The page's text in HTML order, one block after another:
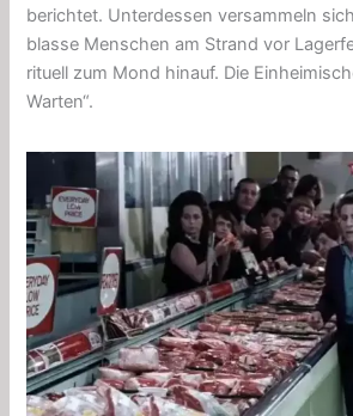
berichtet. Unterdessen versammeln
blasse Menschen am Strand vor
rituell zum Mond hinauf. Die
Warten“.